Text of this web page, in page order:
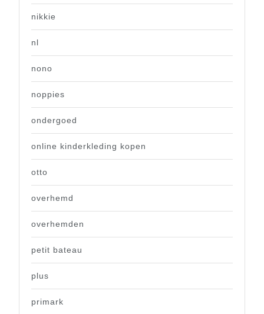
nikkie
nl
nono
noppies
ondergoed
online kinderkleding kopen
otto
overhemd
overhemden
petit bateau
plus
primark